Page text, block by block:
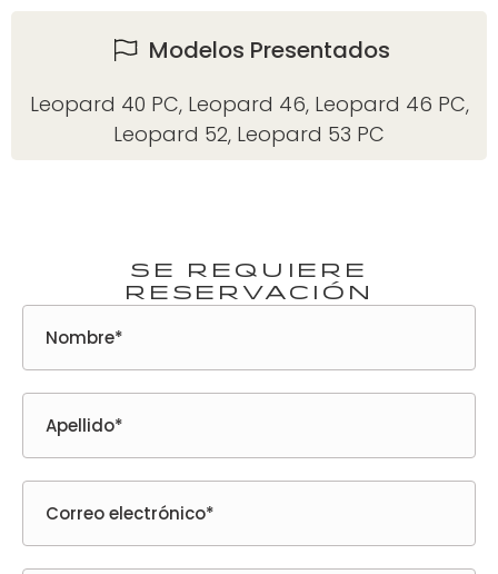
Modelos Presentados
Leopard 40 PC, Leopard 46, Leopard 46 PC,
Leopard 52, Leopard 53 PC
Se requiere
reservación